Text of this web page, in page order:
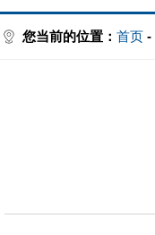
您当前的位置： 首页 -